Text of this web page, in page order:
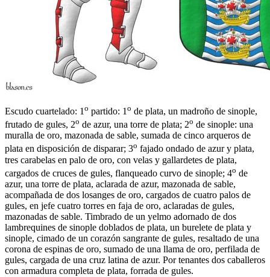
Escudo cuartelado: 1 o partido: 1 o de plata, un madroño de sinople,
frutado de gules, 2o de azur, una torre de plata; 2o de sinople: una
muralla de oro, mazonada de sable, sumada de cinco arqueros de
plata en disposición de disparar; 3o fajado ondado de azur y plata,
tres carabelas en palo de oro, con velas y gallardetes de plata,
cargados de cruces de gules, flanqueado curvo de sinople; 4o de
azur, una torre de plata, aclarada de azur, mazonada de sable,
acompañada de dos losanges de oro, cargados de cuatro palos de
gules, en jefe cuatro torres en faja de oro, aclaradas de gules,
mazonadas de sable. Timbrado de un yelmo adornado de dos
lambrequines de sinople doblados de plata, un burelete de plata y
sinople, cimado de un corazón sangrante de gules, resaltado de una
corona de espinas de oro, sumado de una llama de oro, perfilada de
gules, cargada de una cruz latina de azur. Por tenantes dos caballeros
con armadura completa de plata, forrada de gules.